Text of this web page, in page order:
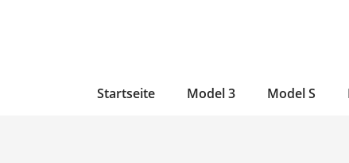
Startseite Model 3 Model S